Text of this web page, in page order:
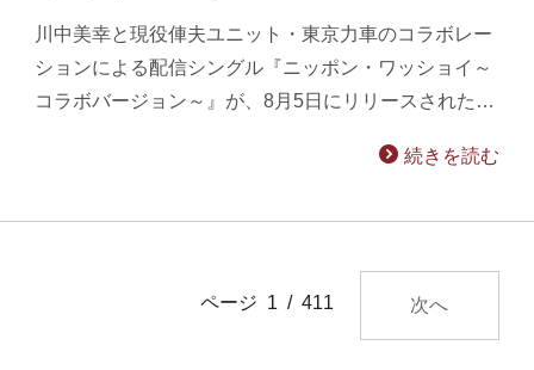
川中美幸と現役俥夫ユニット・東京力車のコラボレー
ションによる配信シングル『ニッポン・ワッショイ～
コラボバージョン～』が、8月5日にリリースされた…
続きを読む
ページ 1 / 411 次へ